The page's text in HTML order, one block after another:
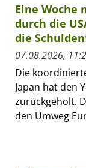
Eine Woche
durch die
die
07.08.2026,
Die
Japan hat den
zurückgeholt.
den Umweg